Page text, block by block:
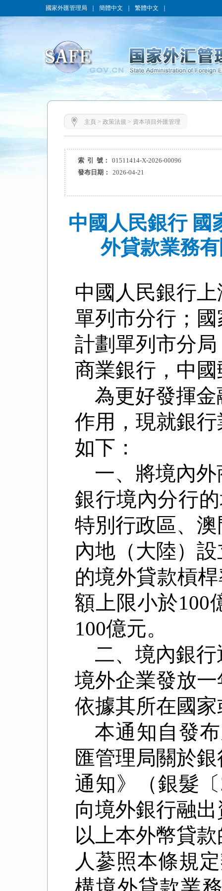
國家外匯管理局 簡體中文 繁體中文
主頁 > 政策法規 > 資本項目外匯管理
索 引 號：
01511414-X-2026-00096
發布日期：
2026-04-21
中國人民銀行 國
外貸款業務
中國人民銀行
單列市分行；
計劃單列市分
商業銀行，中
為更好發揮
作用，現就銀
如下：
一、將境內
銀行境內分行
特別行政區、
內地（大陸）
的境外貸款槓
額上限小於100
100億元。
二、境內銀
境外企業發放
依據其所在國
本通知自發
匯管理局關於
通知》（銀髮〔
向境外銀行融
以上本外幣貸
人蔘照本條規